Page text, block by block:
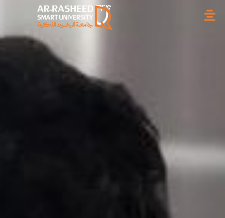
تخطي
إلى